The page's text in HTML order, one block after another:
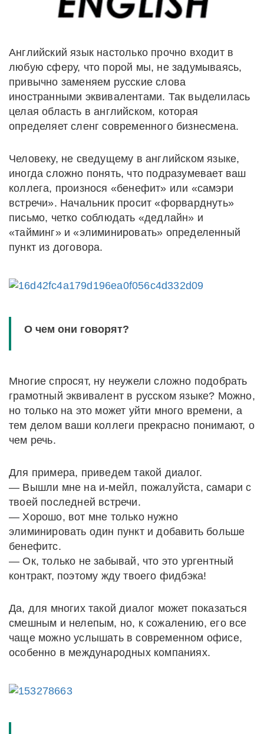
Английский язык настолько прочно входит в
любую сферу, что порой мы, не задумываясь,
привычно заменяем русские слова
иностранными эквивалентами. Так выделилась
целая область в английском, которая
определяет сленг современного бизнесмена.
Человеку, не сведущему в английском языке,
иногда сложно понять, что подразумевает ваш
коллега, произнося «бенефит» или «самэри
встречи». Начальник просит «форварднуть»
письмо, четко соблюдать «дедлайн» и
«тайминг» и «элиминировать» определенный
пункт из договора.
О чем они говорят?
Многие спросят, ну неужели сложно подобрать
грамотный эквивалент в русском языке? Можно,
но только на это может уйти много времени, а
тем делом ваши коллеги прекрасно понимают, о
чем речь.
Для примера, приведем такой диалог.
— Вышли мне на и-мейл, пожалуйста, самари с
твоей последней встречи.
— Хорошо, вот мне только нужно
элиминировать один пункт и добавить больше
бенефитс.
— Ок, только не забывай, что это ургентный
контракт, поэтому жду твоего фидбэка!
Да, для многих такой диалог может показаться
смешным и нелепым, но, к сожалению, его все
чаще можно услышать в современном офисе,
особенно в международных компаниях.